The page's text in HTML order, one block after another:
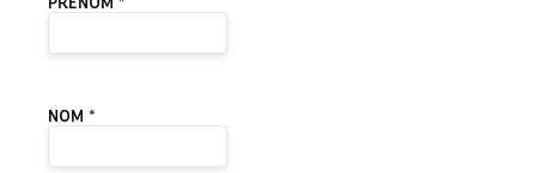
NOM *